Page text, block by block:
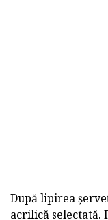
După lipirea
acrilică selectată.